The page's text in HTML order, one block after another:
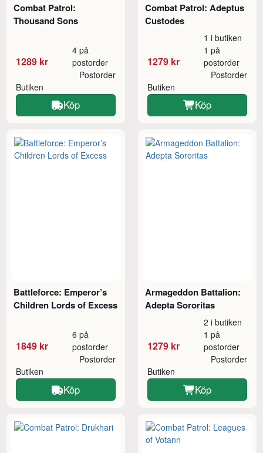
Combat Patrol:
Thousand Sons
1289 kr
4 på
postorder
Butiken
Postorder
Köp
Combat Patrol: Adeptus
Custodes
1279 kr
1 i butiken
1 på
postorder
Butiken
Postorder
Köp
Battleforce: Emperor’s
Children Lords of Excess
1849 kr
6 på
postorder
Butiken
Postorder
Köp
Armageddon Battalion:
Adepta Sororitas
1279 kr
2 i butiken
1 på
postorder
Butiken
Postorder
Köp